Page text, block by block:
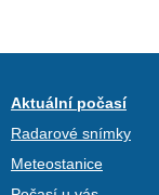
Aktuální počasí
Radarové snímky
Meteostanice